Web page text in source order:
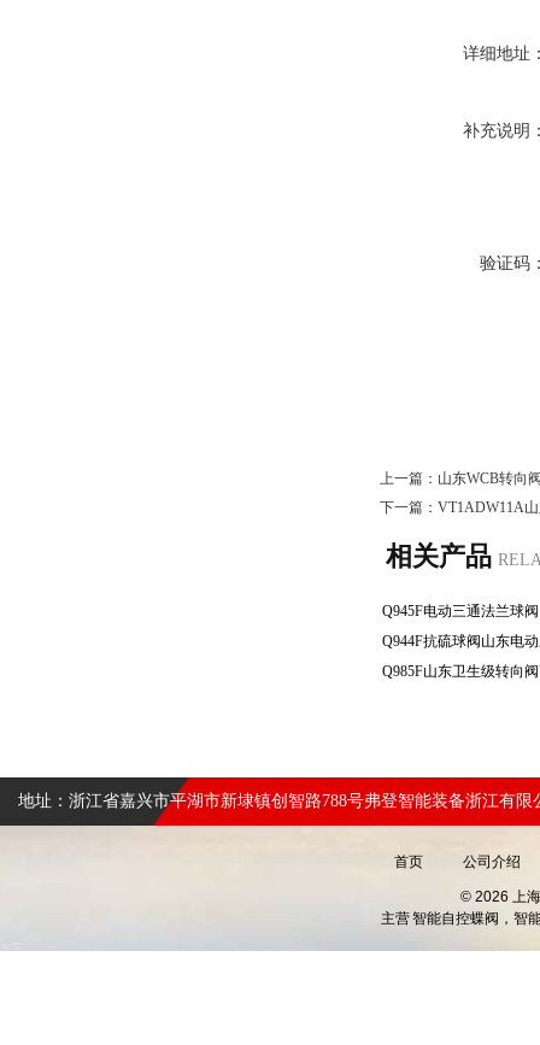
详细地址
补充说明
验证码
上一篇： 山东WCB转向
下一篇： VT1ADW11A
相关产品
地址：浙江省嘉兴市平湖市新埭镇创智路788号弗登智能装备浙江有限
首页 公司介绍
© 2026 上
主营智能自控蝶阀，智